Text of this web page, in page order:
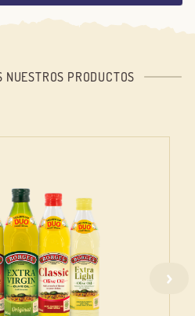
NUESTROS PRODUCTOS